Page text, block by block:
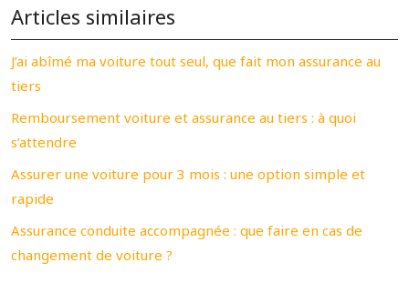
Articles similaires
J’ai abîmé ma voiture tout seul, que fait mon assurance au
tiers
Remboursement voiture et assurance au tiers : à quoi
s’attendre
Assurer une voiture pour 3 mois : une option simple et
rapide
Assurance conduite accompagnée : que faire en cas de
changement de voiture ?